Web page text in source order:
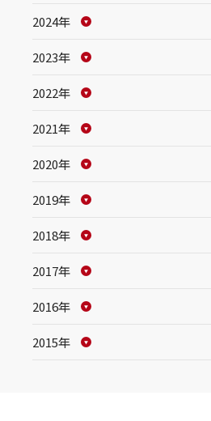
2024年
2023年
2022年
2021年
2020年
2019年
2018年
2017年
2016年
2015年